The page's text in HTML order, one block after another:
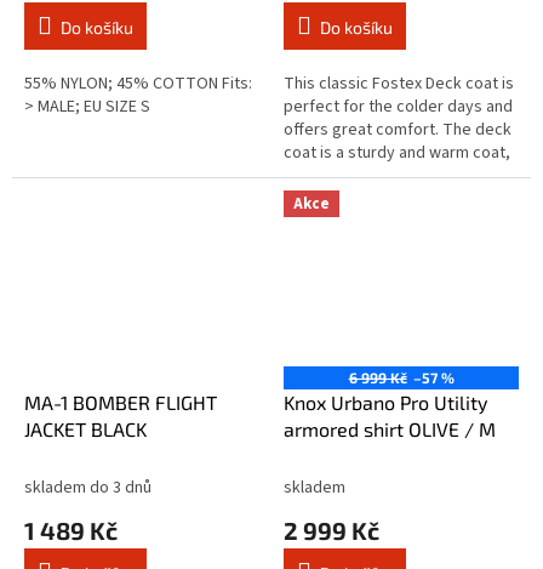
Do košíku
55% NYLON; 45% COTTON Fits:
> MALE; EU SIZE S
Do košíku
This classic Fostex Deck coat is
perfect for the colder days and
offers great comfort. The deck
coat is a sturdy and warm coat,
50% wool and 50% viscose,
which was first worn by...
MA-1 BOMBER FLIGHT
JACKET BLACK
skladem do 3 dnů
1 489 Kč
Akce
6 999 Kč –57 %
Knox Urbano Pro Utility
armored shirt OLIVE / M
skladem
2 999 Kč